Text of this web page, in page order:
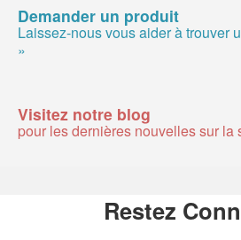
Demander un produit
Laissez-nous vous aider à trouver
»
Visitez notre blog
pour les dernières nouvelles sur la
Restez